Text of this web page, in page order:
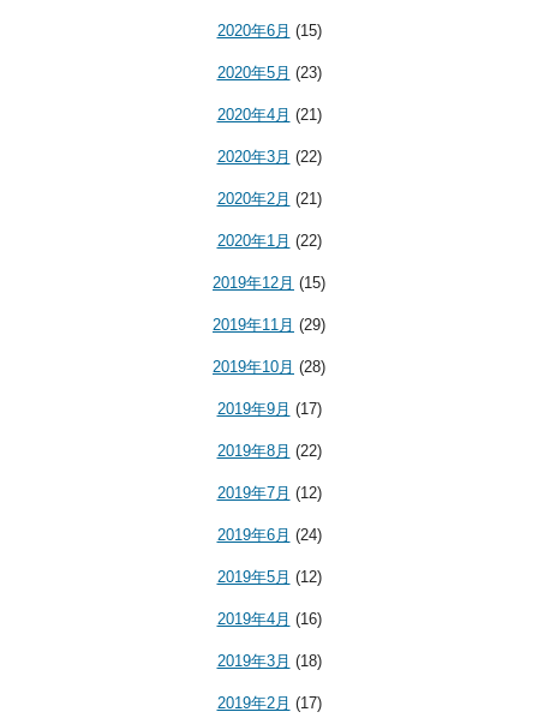
2020年6月 (15)
2020年5月 (23)
2020年4月 (21)
2020年3月 (22)
2020年2月 (21)
2020年1月 (22)
2019年12月 (15)
2019年11月 (29)
2019年10月 (28)
2019年9月 (17)
2019年8月 (22)
2019年7月 (12)
2019年6月 (24)
2019年5月 (12)
2019年4月 (16)
2019年3月 (18)
2019年2月 (17)